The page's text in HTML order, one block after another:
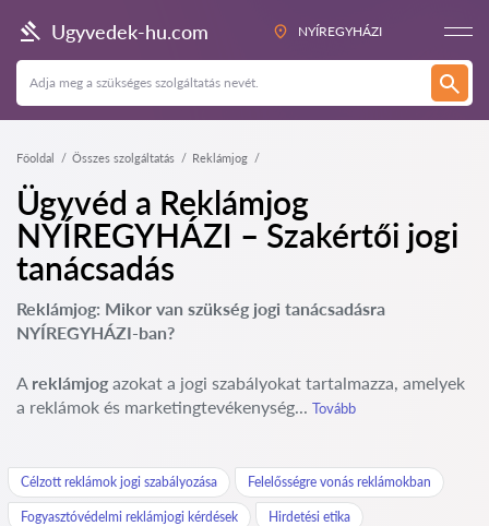
Ugyvedek-hu.com NYÍREGYHÁZI
Főoldal Összes szolgáltatás Reklámjog
Ügyvéd a Reklámjog
NYÍREGYHÁZI – Szakértői jogi
tanácsadás
Reklámjog: Mikor van szükség jogi tanácsadásra
NYÍREGYHÁZI-ban?
A reklámjogazokat a jogi szabályokat tartalmazza, amelyek
a reklámok és marketingtevékenység... Tovább
Célzott reklámok jogi szabályozása Felelősségre vonás reklámokban
Fogyasztóvédelmi reklámjogi kérdések Hirdetési etika